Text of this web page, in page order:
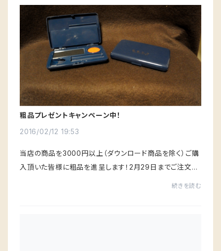
粗品プレゼントキャンペーン中！
2016/02/12 19:53
当店の商品を3000円以上（ダウンロード商品を除く）ご購
入頂いた皆様に粗品を進呈します！2月29日までご注文が
続きを読む